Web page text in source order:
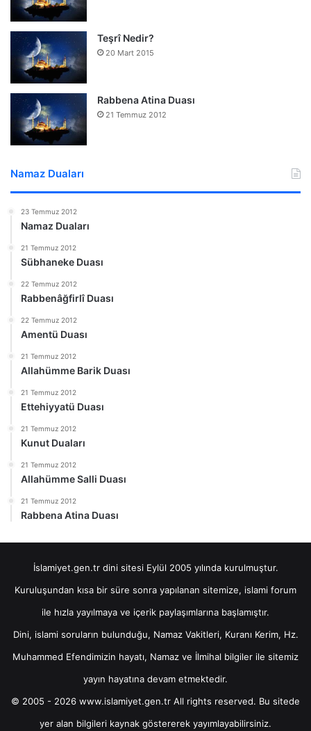
Teşrî Nedir?
20 Mart 2015
Rabbena Atina Duası
21 Temmuz 2012
Namaz Duaları
23 Temmuz 2012
Namaz Duaları
21 Temmuz 2012
Sübhaneke Duası
22 Temmuz 2012
Rabbenâğfirlî Duası
22 Temmuz 2012
Amentü Duası
21 Temmuz 2012
Allahümme Barik Duası
21 Temmuz 2012
Ettehiyyatü Duası
21 Temmuz 2012
Kunut Duaları
21 Temmuz 2012
Allahümme Salli Duası
21 Temmuz 2012
Rabbena Atina Duası
İslamiyet.gen.tr dini sitesi Eylül 2005 yılında kurulmuştur.
Kuruluşundan kısa bir süre sonra yapılanan sitemize, islami forum
ile hızla yayılmaya ve içerik paylaşımlarına başlamıştır.
Dini, islami soruların bulunduğu, Namaz Vakitleri, Kuranı Kerim, Hz.
Muhammed Efendimizin hayatı, Namaz ve İlmihal bilgiler ile sitemiz
yayın hayatına devam etmektedir.
© 2005 - 2026 www.islamiyet.gen.tr All rights reserved. Bu sitede
yer alan bilgileri kaynak göstererek yayımlayabilirsiniz.